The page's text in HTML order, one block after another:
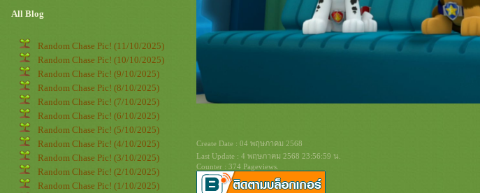
All Blog
Random Chase Pic! (11/10/2025)
Random Chase Pic! (10/10/2025)
Random Chase Pic! (9/10/2025)
Random Chase Pic! (8/10/2025)
Random Chase Pic! (7/10/2025)
Random Chase Pic! (6/10/2025)
Random Chase Pic! (5/10/2025)
Random Chase Pic! (4/10/2025)
Random Chase Pic! (3/10/2025)
Random Chase Pic! (2/10/2025)
Random Chase Pic! (1/10/2025)
Create Date : 04 พฤษภาคม 2568
Last Update : 4 พฤษภาคม 2568 23:56:59 น.
Counter : 374 Pageviews.